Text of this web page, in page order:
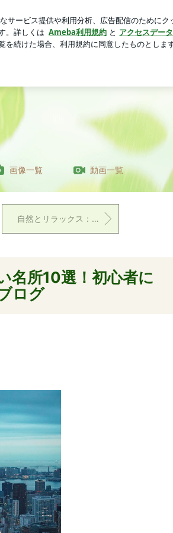
のブログ | 日吉浩陽の東京巡りブログ
一言
画像一覧 動画一覧
自然とリラックス：日常に取り入れたい自然療法とその効果｜日吉浩陽のブログ
名所10選！初心者に
ログ